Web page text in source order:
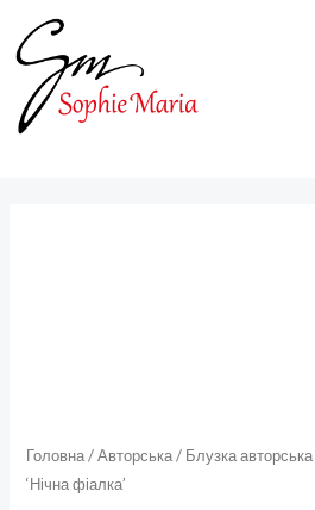
Перейти
до
вмісту
Головна/Авторська/ Блузка авторська
‘Нічна фіалка’